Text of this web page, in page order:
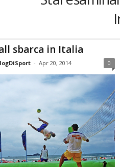
sbarca in Italia
- Apr 20, 2014 0